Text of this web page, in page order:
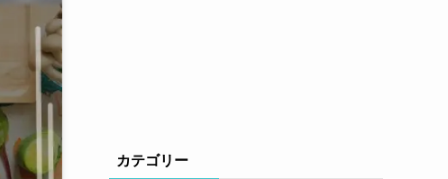
カテゴリー